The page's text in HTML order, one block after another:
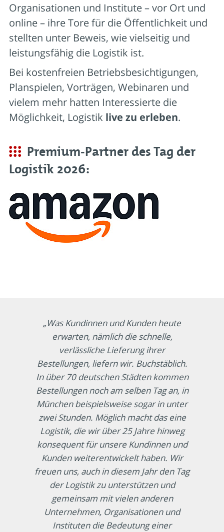
Organisationen und Institute – vor Ort und
online – ihre Tore für die Öffentlichkeit und
stellten unter Beweis, wie vielseitig und
leistungsfähig die Logistik ist.
Bei kostenfreien Betriebsbesichtigungen,
Planspielen, Vorträgen, Webinaren und
vielem mehr hatten Interessierte die
Möglichkeit, Logistik live zu erleben.
Premium-Partner des Tag der
Logistik 2026:
„Was Kundinnen und Kunden heute
erwarten, nämlich die schnelle,
verlässliche Lieferung ihrer
Bestellungen, liefern wir. Buchstäblich.
In über 70 deutschen Städten kommen
Bestellungen noch am selben Tag an, in
München beispielsweise sogar in unter
zwei Stunden. Möglich macht das eine
Logistik, die wir über 25 Jahre hinweg
konsequent für unsere Kundinnen und
Kunden weiterentwickelt haben. Wir
freuen uns, auch in diesem Jahr den Tag
der Logistik zu unterstützen und
gemeinsam mit vielen anderen
Unternehmen, Organisationen und
Instituten die Bedeutung einer